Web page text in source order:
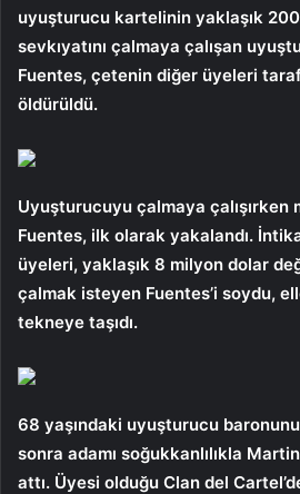
uyuşturucu kartelinin yaklaşık
sevkıyatını çalmaya çalışan
Fuentes, çetenin diğer üyeleri
öldürüldü.
Uyuşturucuyu çalmaya çalışırken
Fuentes, ilk olarak yakalandı.
üyeleri, yaklaşık 8 milyon dolar
çalmak isteyen Fuentes’i soydu,
tekneye taşıdı.
68 yaşındaki uyuşturucu
sonra adamı soğukkanlılıkla
attı. Üyesi olduğu Clan del